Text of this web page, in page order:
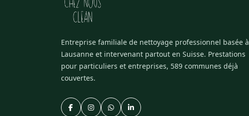
Entreprise familiale de nettoyage professionnel basée à
Lausanne et intervenant partout en Suisse. Prestations
pour particuliers et entreprises, 589 communes déjà
couvertes.